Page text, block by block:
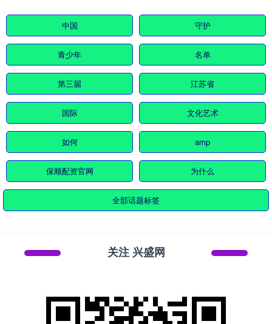
中国 守护
青少年 名单
第三届 江苏省
国际 文化艺术
如何 amp
保顺配资官网 为什么
全部话题标签
关注 兴盛网